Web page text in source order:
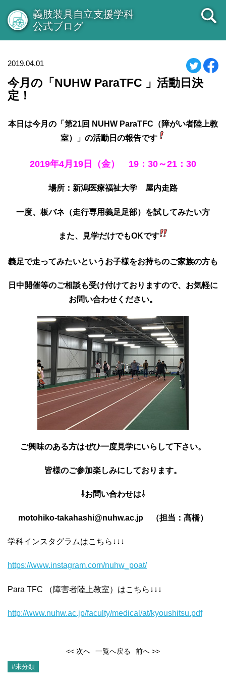
義肢装具自立支援学科
公式ブログ
2019.04.01
今月の「NUHW ParaTFC 」活動日決
定！
本日は今月の「第21回 NUHW ParaTFC（障がい者陸上教
室）」の活動日の報告です
2019年4月19日（金） 19：30～21：30
場所：新潟医療福祉大学 屋内走路
一度、板バネ（走行専用義足足部）を試してみたい方
また、見学だけでもOKです
義足で走ってみたいというお子様をお持ちのご家族の方も
日中開催等のご相談も受け付けておりますので、 お気軽に
お問い合わせください。
ご興味のある方はぜひ一度見学にいらして下さい。
皆様のご参加楽しみにしております。
⇩お問い合わせは⇩
motohiko-takahashi@nuhw.ac.jp （担当：髙橋）
学科インスタグラムはこちら↓↓↓
https://www.instagram.com/nuhw _poat/
Para TFC （障害者陸上教室）はこちら↓↓↓
http://www.nuhw.ac.jp/faculty/medical/at/kyoushitsu.pdf
<< 次へ 一覧へ戻る 前へ >>
#未分類